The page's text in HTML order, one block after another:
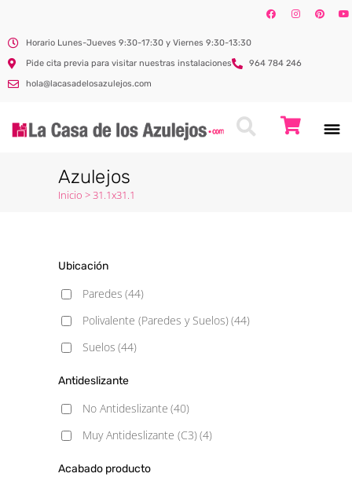
Horario Lunes-Jueves 9:30-17:30 y Viernes 9:30-13:30
Pide cita previa para visitar nuestras instalaciones
964 784 246
hola@lacasadelosazulejos.com
Azulejos
Inicio >31.1x31.1
Ubicación
Paredes (44)
Polivalente (Paredes y Suelos)(44)
Suelos (44)
Antideslizante
No Antideslizante (40)
Muy Antideslizante (C3)(4)
Acabado producto